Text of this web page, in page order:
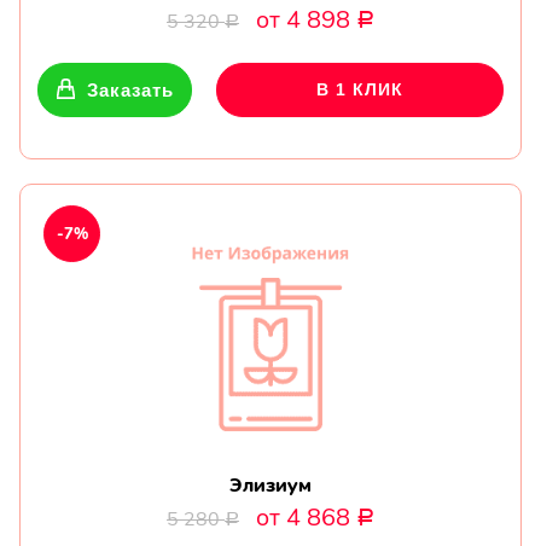
5 320Р от 4 898 Р
Заказать В 1 КЛИК
Элизиум
5 280Р от 4 868 Р
-7%